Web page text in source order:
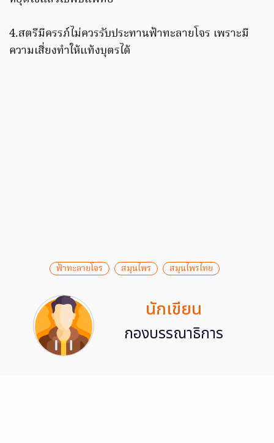
4.สตรีมีครรภ์ไม่ควรรับประทานฟ้าทะลายโจร เพราะมี
ความเสี่ยงทำให้แท้งบุตรได้
ฟ้าทะลายโจร สมุนไพร สมุนไพรไทย
นักเขียน
กองบรรณาธิการ